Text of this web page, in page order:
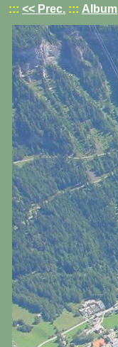
::: << Prec. ::: Album